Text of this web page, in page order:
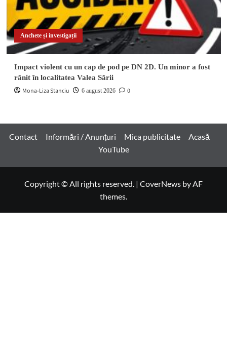
Anchete și investigații
Impact violent cu un cap de pod pe DN 2D. Un minor a fost
rănit în localitatea Valea Sării
Mona-Liza Stanciu 6 august 2026 0
Contact Informări / Anunțuri Mica publicitate
Acasă
YouTube
Copyright © All rights reserved. | CoverNews by AF
themes.